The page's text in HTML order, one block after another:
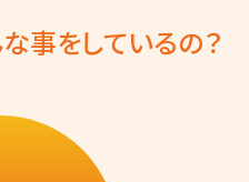
な事をしているの？